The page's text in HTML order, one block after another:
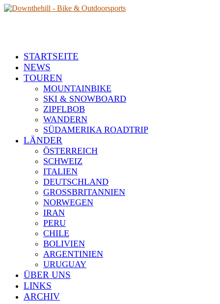
STARTSEITE
NEWS
TOUREN
MOUNTAINBIKE
SKI & SNOWBOARD
ZIPFLBOB
WANDERN
SÜDAMERIKA ROADTRIP
LÄNDER
ÖSTERREICH
SCHWEIZ
ITALIEN
DEUTSCHLAND
GROSSBRITANNIEN
NORWEGEN
IRAN
PERU
CHILE
BOLIVIEN
ARGENTINIEN
URUGUAY
ÜBER UNS
LINKS
ARCHIV